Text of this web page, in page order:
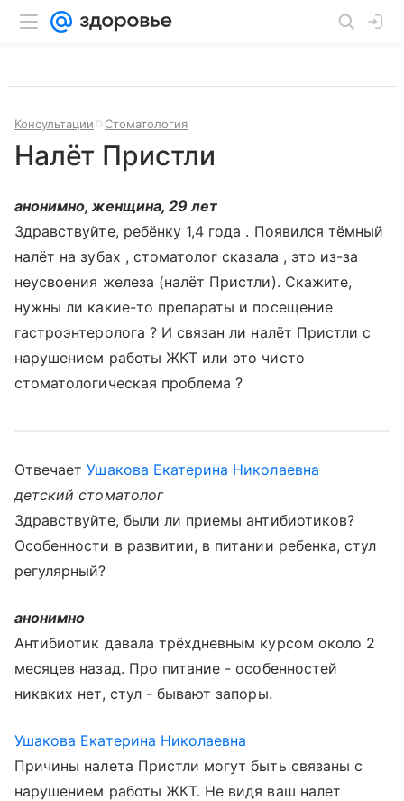
Консультации Стоматология
Налёт Пристли
анонимно, женщина, 29 лет
Здравствуйте, ребёнку 1,4 года . Появился тёмный
налёт на зубах , стоматолог сказала , это из-за
неусвоения железа (налёт Пристли). Скажите,
нужны ли какие-то препараты и посещение
гастроэнтеролога ? И связан ли налёт Пристли с
нарушением работы ЖКТ или это чисто
стоматологическая проблема ?
ОтвечаетУшакова Екатерина Николаевна
детский стоматолог
Здравствуйте, были ли приемы антибиотиков?
Особенности в развитии, в питании ребенка, стул
регулярный?
анонимно
Антибиотик давала трёхдневным курсом около 2
месяцев назад. Про питание - особенностей
никаких нет, стул - бывают запоры.
Ушакова Екатерина Николаевна
Причины налета Пристли могут быть связаны с
нарушением работы ЖКТ. Не видя ваш налет